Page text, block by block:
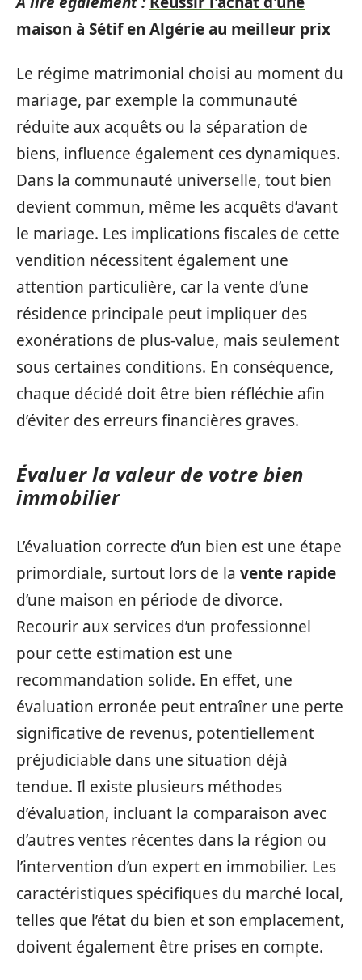
maison à Sétif en Algérie au meilleur prix
Le régime matrimonial choisi au moment du
mariage, par exemple la communauté
réduite aux acquêts ou la séparation de
biens, influence également ces dynamiques.
Dans la communauté universelle, tout bien
devient commun, même les acquêts d’avant
le mariage. Les implications fiscales de cette
vendition nécessitent également une
attention particulière, car la vente d’une
résidence principale peut impliquer des
exonérations de plus-value, mais seulement
sous certaines conditions. En conséquence,
chaque décidé doit être bien réfléchie afin
d’éviter des erreurs financières graves.
Évaluer la valeur de votre bien
immobilier
L’évaluation correcte d’un bien est une étape
primordiale, surtout lors de la vente rapide
d’une maison en période de divorce.
Recourir aux services d’un professionnel
pour cette estimation est une
recommandation solide. En effet, une
évaluation erronée peut entraîner une perte
significative de revenus, potentiellement
préjudiciable dans une situation déjà
tendue. Il existe plusieurs méthodes
d’évaluation, incluant la comparaison avec
d’autres ventes récentes dans la région ou
l’intervention d’un expert en immobilier. Les
caractéristiques spécifiques du marché local,
telles que l’état du bien et son emplacement,
doivent également être prises en compte.